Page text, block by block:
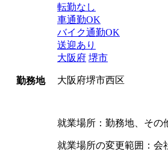
勤務地
転勤なし
車通勤OK
バイク通勤OK
送迎あり
大阪府 堺市
大阪府堺市西区
就業場所：勤務地、その
就業場所の変更範囲：会